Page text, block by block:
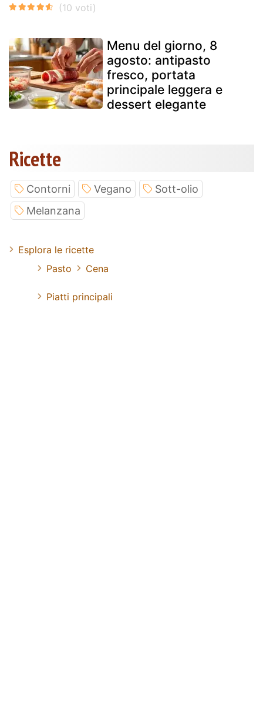
Menu del giorno, 8
agosto: antipasto
fresco, portata
principale leggera e
dessert elegante
Ricette
Contorni Vegano
Sott-olio
Melanzana
Esplora le ricette
Pasto
Cena
Piatti principali